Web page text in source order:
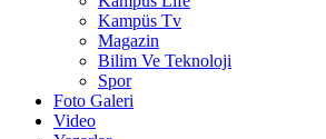
Kampüs Tv
Magazin
Bilim Ve Teknoloji
Spor
Foto Galeri
Video